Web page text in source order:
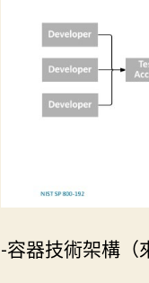
-容器技術架構（